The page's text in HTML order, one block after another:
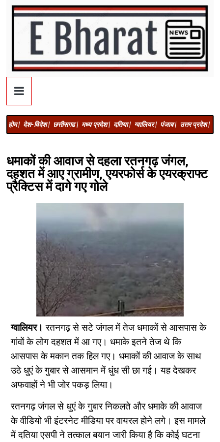
होम | देश-विदेश | छत्तीसगढ | मध्य प्रदेश | दतिया | ग्वालियर | पंजाब | उत्तर प्रदेश |
धमाकों की आवाज से दहला रतनगढ़ जंगल,
दहशत में आए ग्रामीण, एयरफोर्स के एयरक्राफ्ट
प्रैक्टिस में दागे गए गोले
ग्वालियर। रतनगढ़ से सटे जंगल में तेज धमाकों से आसपास के
गांवों के लोग दहशत में आ गए। धमाके इतने तेज थे कि
आसपास के मकान तक हिल गए। धमाकों की आवाज के साथ
उठे धुएं के गुबार से आसमान में धुंध सी छा गई। यह देखकर
अफवाहों ने भी जोर पकड़ लिया।
रतनगढ़ जंगल से धुएं के गुबार निकलते और धमाके की आवाज
के वीडियो भी इंटरनेट मीडिया पर वायरल होने लगे। इस मामले
में दतिया एसपी ने तत्काल बयान जारी किया है कि कोई घटना